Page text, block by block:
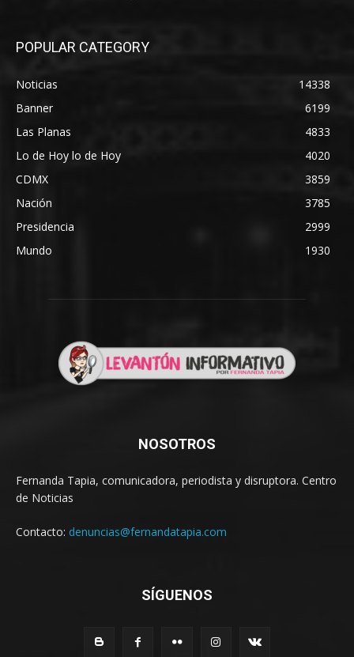
POPULAR CATEGORY
Noticias
14338
Banner
6199
Las Planas
4833
Lo de Hoy lo de Hoy
4020
CDMX
3859
Nación
3785
Presidencia
2999
Mundo
1930
NOSOTROS
Fernanda Tapia, comunicadora, periodista y disruptora. Centro
de Noticias
Contacto: denuncias@fernandatapia.com
SÍGUENOS